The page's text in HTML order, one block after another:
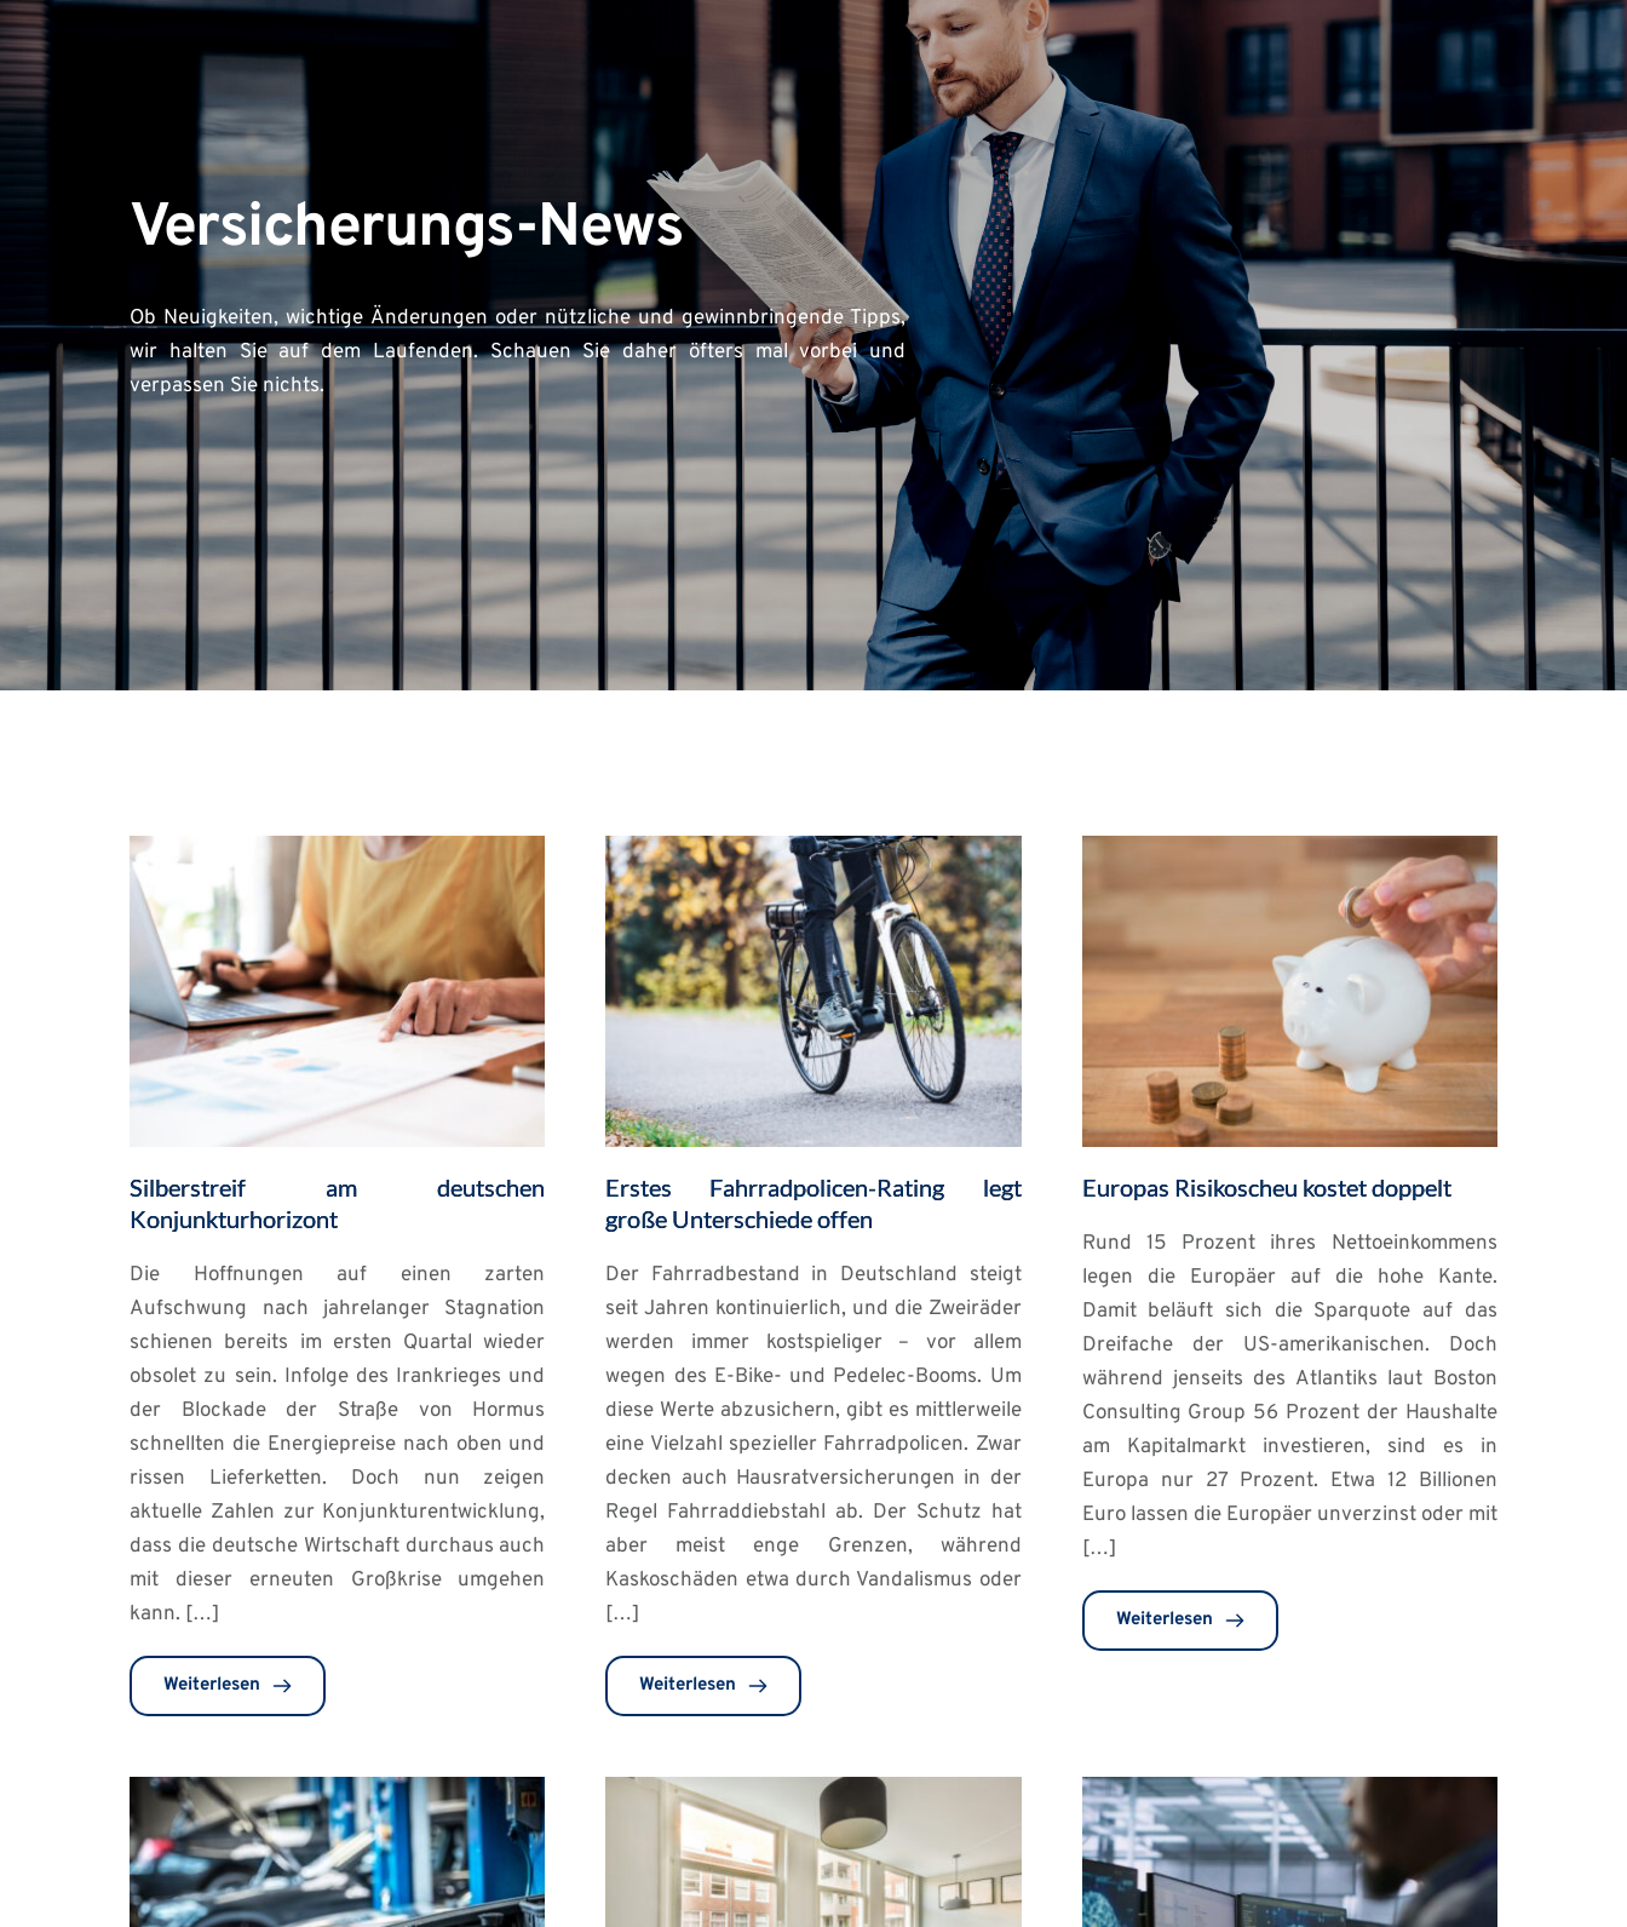
Versicherungs-News
Ob Neuigkeiten, wichtige Änderungen oder nützliche und gewinnbringende Tipps,
wir halten Sie auf dem Laufenden. Schauen Sie daher öfters mal vorbei und
verpassen Sie nichts.
Silberstreif am deutschen
Konjunkturhorizont
Die Hoffnungen auf einen zarten
Aufschwung nach jahrelanger Stagnation
schienen bereits im ersten Quartal wieder
obsolet zu sein. Infolge des Irankrieges und
der Blockade der Straße von Hormus
schnellten die Energiepreise nach oben und
rissen Lieferketten. Doch nun zeigen
aktuelle Zahlen zur Konjunkturentwicklung,
dass die deutsche Wirtschaft durchaus auch
mit dieser erneuten Großkrise umgehen
kann. […]
Weiterlesen
Erstes Fahrradpolicen-Rating legt
große Unterschiede offen
Der Fahrradbestand in Deutschland steigt
seit Jahren kontinuierlich, und die Zweiräder
werden immer kostspieliger – vor allem
wegen des E-Bike- und Pedelec-Booms. Um
diese Werte abzusichern, gibt es mittlerweile
eine Vielzahl spezieller Fahrradpolicen. Zwar
decken auch Hausratversicherungen in der
Regel Fahrraddiebstahl ab. Der Schutz hat
aber meist enge Grenzen, während
Kaskoschäden etwa durch Vandalismus oder
[…]
Weiterlesen
Europas Risikoscheu kostet doppelt
Rund 15 Prozent ihres Nettoeinkommens
legen die Europäer auf die hohe Kante.
Damit beläuft sich die Sparquote auf das
Dreifache der US-amerikanischen. Doch
während jenseits des Atlantiks laut Boston
Consulting Group 56 Prozent der Haushalte
am Kapitalmarkt investieren, sind es in
Europa nur 27 Prozent. Etwa 12 Billionen
Euro lassen die Europäer unverzinst oder mit
[…]
Weiterlesen